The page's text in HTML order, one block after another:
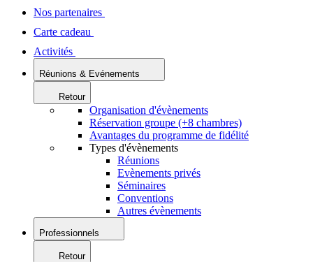
Nos partenaires
Carte cadeau
Activités
Réunions & Evénements
Retour
Organisation d'évènements
Réservation groupe (+8 chambres)
Avantages du programme de fidélité
Types d'évènements
Réunions
Evènements privés
Séminaires
Conventions
Autres évènements
Professionnels
Retour